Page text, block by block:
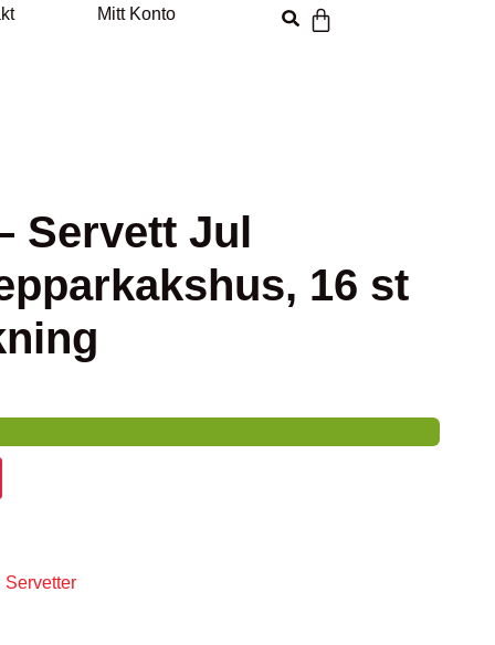
Mitt Konto
Servett Jul
16 st
Servetter